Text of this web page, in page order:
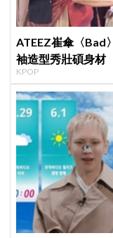
ATEEZ崔傘〈Bad
袖造型秀壯碩身
Shorts演算法
KPOP